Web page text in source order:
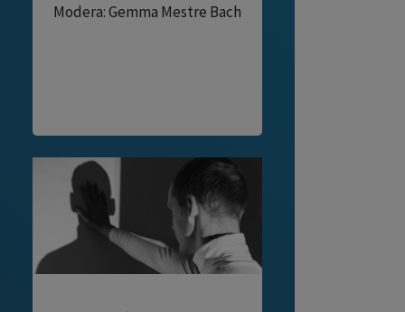
Modera: Gemma Mestre Bach